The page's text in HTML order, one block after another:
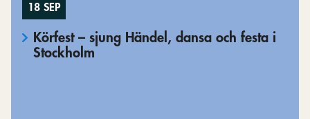
18 SEP
Körfest – sjung Händel, dansa och festa i
Stockholm